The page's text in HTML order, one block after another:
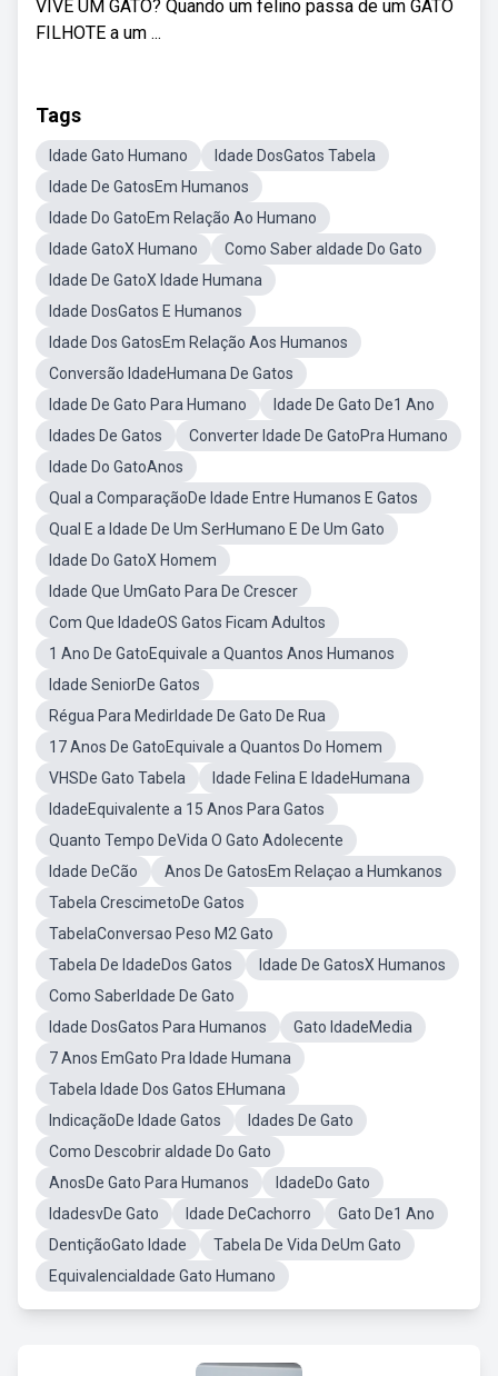
VIVE UM GATO? Quando um felino passa de um GATO
FILHOTE a um ...
Tags
Idade Gato Humano
Idade DosGatos Tabela
Idade De GatosEm Humanos
Idade Do GatoEm Relação Ao Humano
Idade GatoX Humano
Como Saber aIdade Do Gato
Idade De GatoX Idade Humana
Idade DosGatos E Humanos
Idade Dos GatosEm Relação Aos Humanos
Conversão IdadeHumana De Gatos
Idade De Gato Para Humano
Idade De Gato De1 Ano
Idades De Gatos
Converter Idade De GatoPra Humano
Idade Do GatoAnos
Qual a ComparaçãoDe Idade Entre Humanos E Gatos
Qual E a Idade De Um SerHumano E De Um Gato
Idade Do GatoX Homem
Idade Que UmGato Para De Crescer
Com Que IdadeOS Gatos Ficam Adultos
1 Ano De GatoEquivale a Quantos Anos Humanos
Idade SeniorDe Gatos
Régua Para MedirIdade De Gato De Rua
17 Anos De GatoEquivale a Quantos Do Homem
VHSDe Gato Tabela
Idade Felina E IdadeHumana
IdadeEquivalente a 15 Anos Para Gatos
Quanto Tempo DeVida O Gato Adolecente
Idade DeCão
Anos De GatosEm Relaçao a Humkanos
Tabela CrescimetoDe Gatos
TabelaConversao Peso M2 Gato
Tabela De IdadeDos Gatos
Idade De GatosX Humanos
Como SaberIdade De Gato
Idade DosGatos Para Humanos
Gato IdadeMedia
7 Anos EmGato Pra Idade Humana
Tabela Idade Dos Gatos EHumana
IndicaçãoDe Idade Gatos
Idades De Gato
Como Descobrir aIdade Do Gato
AnosDe Gato Para Humanos
IdadeDo Gato
IdadesvDe Gato
Idade DeCachorro
Gato De1 Ano
DentiçãoGato Idade
Tabela De Vida DeUm Gato
EquivalenciaIdade Gato Humano